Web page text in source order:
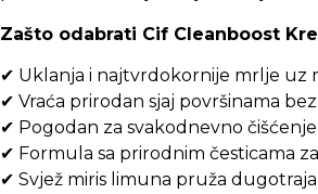
Zašto odabrati Cif Cleanboost
✔ Uklanja i najtvrdokornije mrlje uz
✔ Vraća prirodan sjaj površinama
✔ Pogodan za svakodnevno
✔ Formula sa prirodnim česticama
✔ Svjež miris limuna pruža